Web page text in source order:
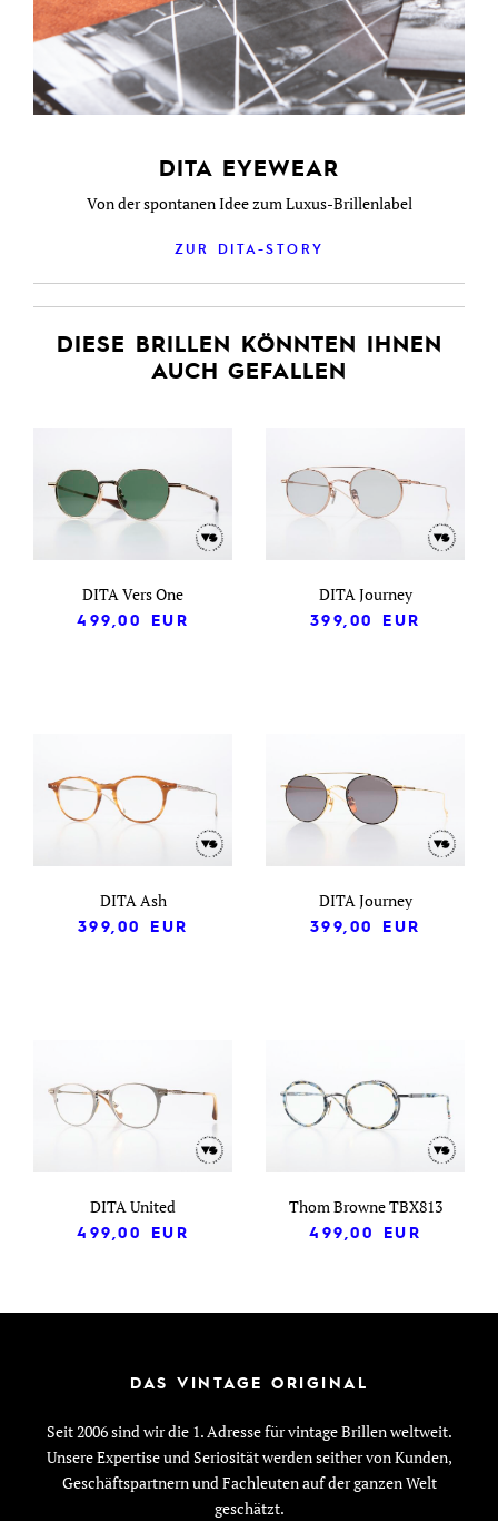
DITA EYEWEAR
Von der spontanen Idee zum Luxus-Brillenlabel
ZUR DITA-STORY
DIESE BRILLEN KÖNNTEN IHNEN
AUCH GEFALLEN
DITA Vers One
499,00
EUR
DITA Journey
399,00
EUR
DITA Ash
399,00
EUR
DITA Journey
399,00
EUR
DITA United
499,00
EUR
Thom Browne TBX813
499,00
EUR
DAS VINTAGE ORIGINAL
Seit 2006 sind wir die 1. Adresse für vintage Brillen weltweit.
Unsere Expertise und Seriosität werden seither von Kunden,
Geschäftspartnern und Fachleuten auf der ganzen Welt
geschätzt.